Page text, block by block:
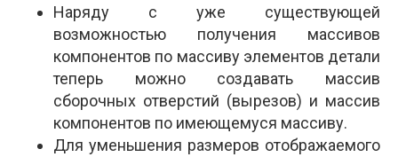
Наряду с уже существующей
возможностью получения массивов
компонентов по массиву элементов детали
теперь можно создавать массив
сборочных отверстий (вырезов) и массив
компонентов по имеющемуся массиву.
Для уменьшения размеров отображаемого